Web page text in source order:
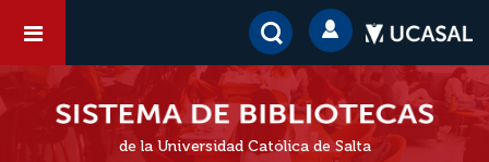
de la Universidad Católica de Salta